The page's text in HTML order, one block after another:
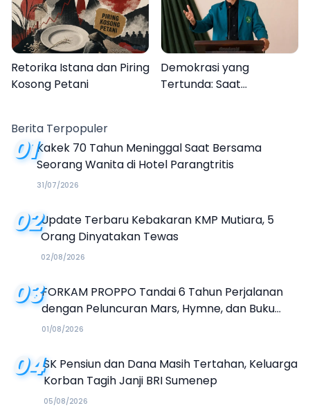
Retorika Istana dan Piring
Kosong Petani
Demokrasi yang
Tertunda: Saat
Berita Terpopuler
01Kakek 70 Tahun Meninggal Saat Bersama
Seorang Wanita di Hotel Parangtritis
31/07/2026
02Update Terbaru Kebakaran KMP Mutiara, 5
Orang Dinyatakan Tewas
02/08/2026
03FORKAM PROPPO Tandai 6 Tahun Perjalanan
dengan Peluncuran Mars, Hymne, dan Buku
Organisasi
01/08/2026
04SK Pensiun dan Dana Masih Tertahan, Keluarga
Korban Tagih Janji BRI Sumenep
05/08/2026